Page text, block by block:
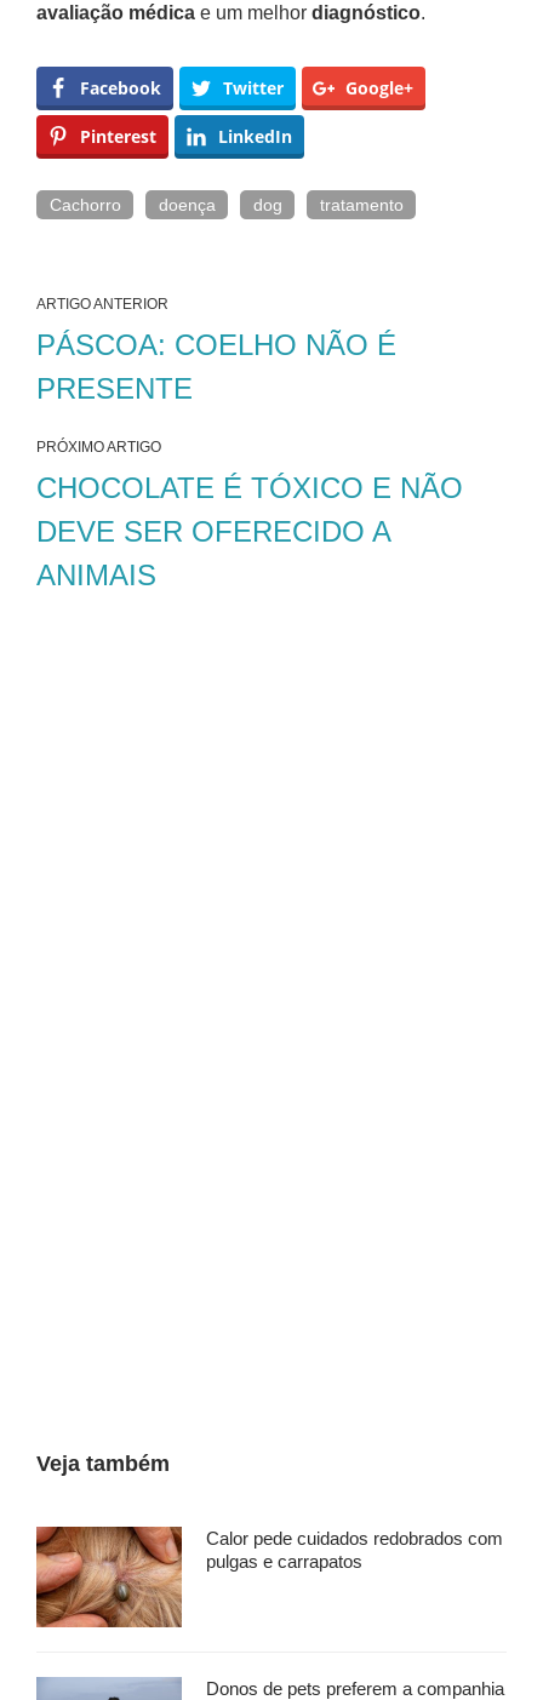
avaliação médica e um melhor diagnóstico.
Facebook Twitter Google+
Pinterest LinkedIn
Cachorro doença dog tratamento
ARTIGO ANTERIOR
PÁSCOA: COELHO NÃO É
PRESENTE
PRÓXIMO ARTIGO
CHOCOLATE É TÓXICO E NÃO
DEVE SER OFERECIDO A
ANIMAIS
Veja também
Calor pede cuidados redobrados com
pulgas e carrapatos
Donos de pets preferem a companhia